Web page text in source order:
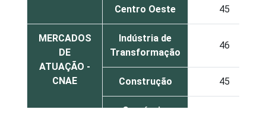
Centro Oeste 45
MERCADOS
DE
ATUAÇÃO -
CNAE
Indústria de
Transformação
46
Construção 45
Comércio;